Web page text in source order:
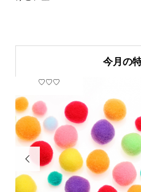
今月の

♡♡♡